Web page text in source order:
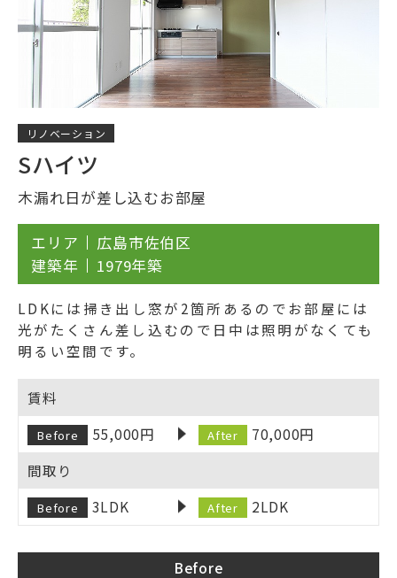
リノベーション
Sハイツ
木漏れ日が差し込むお部屋
エリア
広島市佐伯区
建築年
1979年築
LDKには掃き出し窓が2箇所あるのでお部屋には
光がたくさん差し込むので日中は照明がなくても
明るい空間です。
賃料
Before 55,000円 After
70,000円
間取り
Before 3LDK After 2LDK
Before